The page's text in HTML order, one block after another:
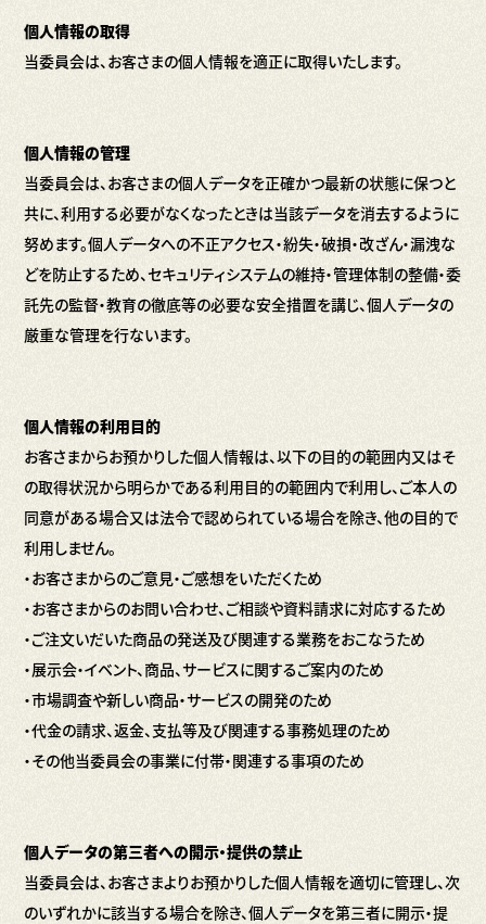
個人情報の取得
当委員会は、お客さまの個人情報を適正に取得いたします。
個人情報の管理
当委員会は、お客さまの個人データを正確かつ最新の状態に保つと
共に、利用する必要がなくなったときは当該データを消去するように
努めます。個人データへの不正アクセス・紛失・破損・改ざん・漏洩な
どを防止するため、セキュリティシステムの維持・管理体制の整備・委
託先の監督・教育の徹底等の必要な安全措置を講じ、個人データの
厳重な管理を行ないます。
個人情報の利用目的
お客さまからお預かりした個人情報は、以下の目的の範囲内又はそ
の取得状況から明らかである利用目的の範囲内で利用し、ご本人の
同意がある場合又は法令で認められている場合を除き、他の目的で
利用しません。
・お客さまからのご意見・ご感想をいただくため
・お客さまからのお問い合わせ、ご相談や資料請求に対応するため
・ご注文いだいた商品の発送及び関連する業務をおこなうため
・展示会・イベント、商品、サービスに関するご案内のため
・市場調査や新しい商品・サービスの開発のため
・代金の請求、返金、支払等及び関連する事務処理のため
・その他当委員会の事業に付帯・関連する事項のため
個人データの第三者への開示・提供の禁止
当委員会は、お客さまよりお預かりした個人情報を適切に管理し、次
のいずれかに該当する場合を除き、個人データを第三者に開示・提